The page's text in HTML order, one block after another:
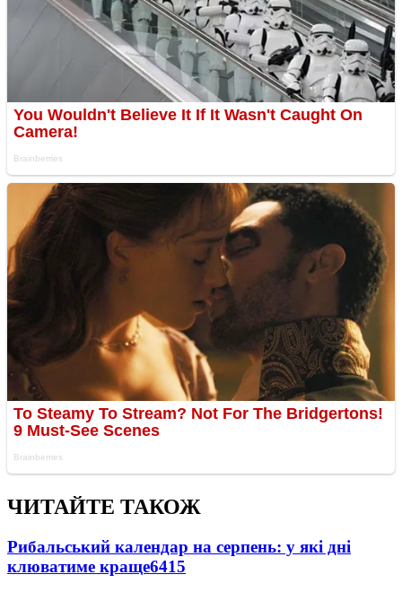
ЧИТАЙТЕ ТАКОЖ
Рибальський календар на серпень: у які дні
клюватиме краще6415